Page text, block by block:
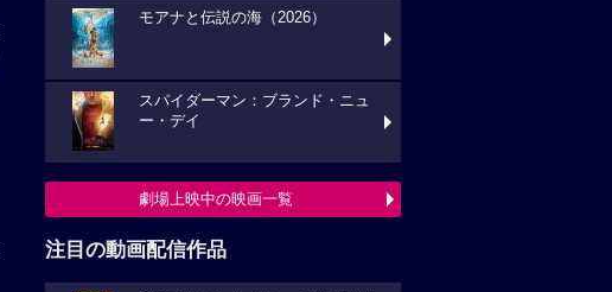
モアナと伝説の海（2026）
スパイダーマン：ブランド・ニュ
ー・デイ
劇場上映中の映画一覧
注目の動画配信作品